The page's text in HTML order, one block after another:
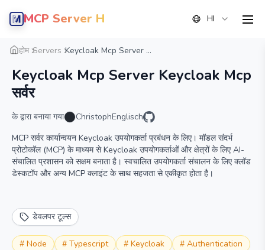
MCP Server Hub HI
होम Servers Keycloak Mcp Server ...
Keycloak Mcp Server Keycloak Mcp
सर्वर
के द्वारा बनाया गया
ChristophEnglisch
MCP सर्वर कार्यान्वयन Keycloak उपयोगकर्ता प्रबंधन के लिए। मॉडल संदर्भ
प्रोटोकॉल (MCP) के माध्यम से Keycloak उपयोगकर्ताओं और क्षेत्रों के लिए AI-
संचालित प्रशासन को सक्षम बनाता है। स्वचालित उपयोगकर्ता संचालन के लिए क्लॉड
डेस्कटॉप और अन्य MCP क्लाइंट के साथ सहजता से एकीकृत होता है।
डेवलपर टूल्स
# Node # Typescript # Keycloak # Authentication
सारांश विवरण